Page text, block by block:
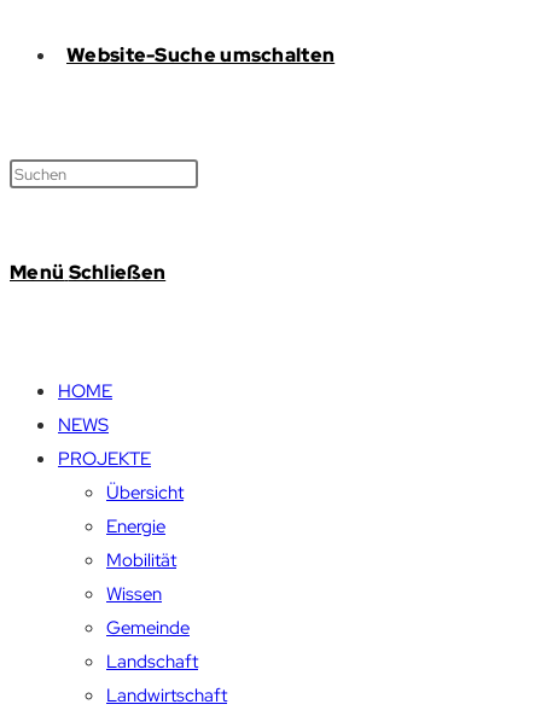
Website-Suche umschalten
Menü Schließen
HOME
NEWS
PROJEKTE
Übersicht
Energie
Mobilität
Wissen
Gemeinde
Landschaft
Landwirtschaft